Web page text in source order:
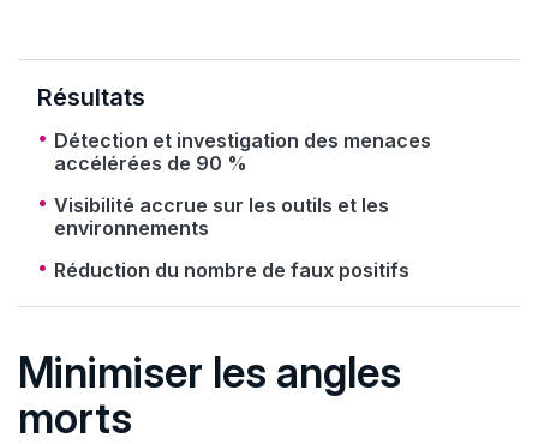
Résultats
Détection et investigation des menaces
accélérées de 90 %
Visibilité accrue sur les outils et les
environnements
Réduction du nombre de faux positifs
Minimiser les angles
morts